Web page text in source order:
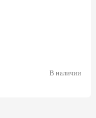
В наличии